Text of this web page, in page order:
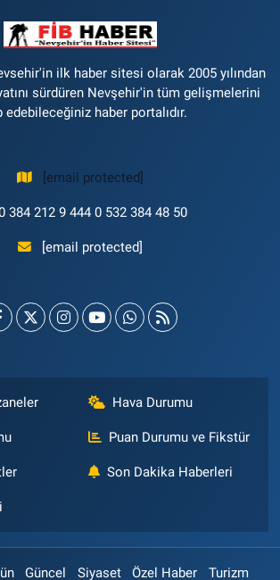
ilk haber sitesi olarak 2005 yılından
sürdüren Nevşehir'in tüm gelişmelerini
edebileceğiniz haber portalıdır.
[email protected]
384 212 9 444 0 532 384 48 50
[email protected]
Hava Durumu
Puan Durumu ve Fikstür
Son Dakika Haberleri
Güncel Siyaset Özel Haber Turizm